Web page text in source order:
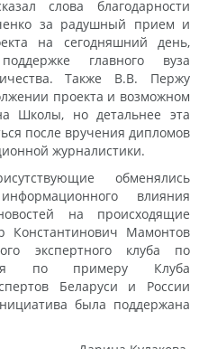
слова благодарности
за радушный прием и
на сегодняшний день,
главного вуза
Также В.В. Пержу
проекта и возможном
Школы, но детальнее эта
после вручения дипломов
журналистики.
обменялись
влияния
на происходящие
Мамонтов
экспертного клуба по
по примеру Клуба
Беларуси и России
была поддержана